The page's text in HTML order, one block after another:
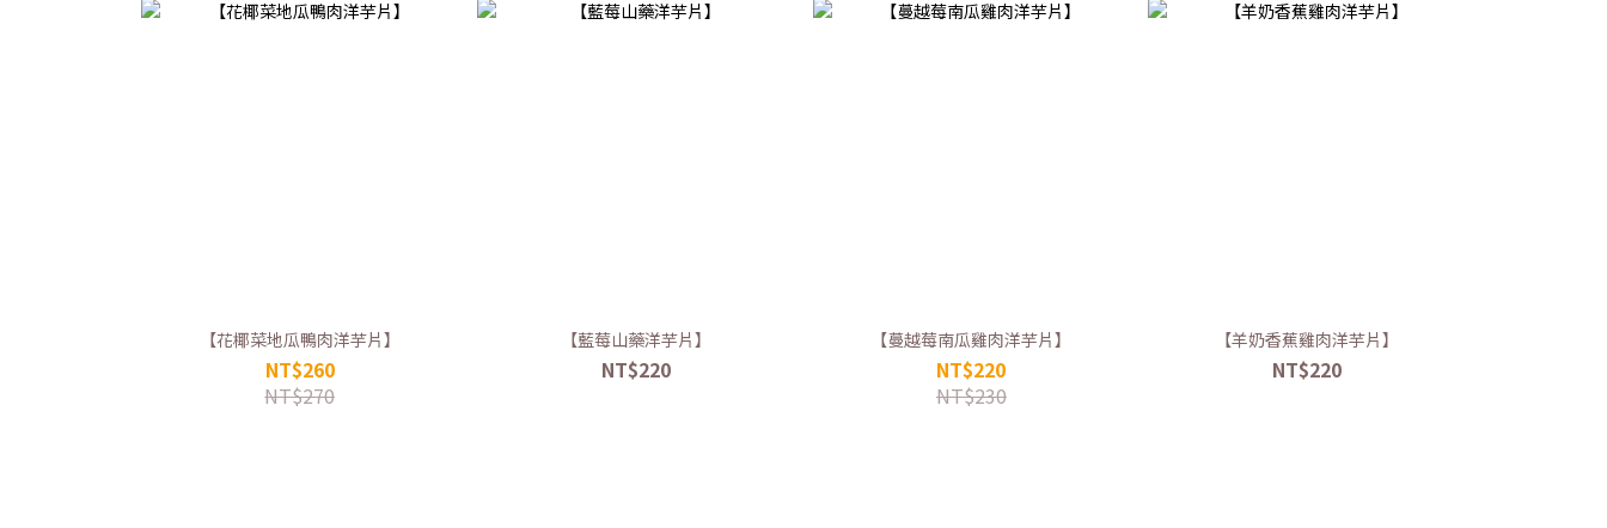
【花椰菜地瓜鴨肉洋芋片】
NT$260
NT$270
【藍莓山藥洋芋片】
NT$220
【蔓越莓南瓜雞肉洋芋片】
NT$220
NT$230
【羊奶香蕉雞肉洋芋片】
NT$220